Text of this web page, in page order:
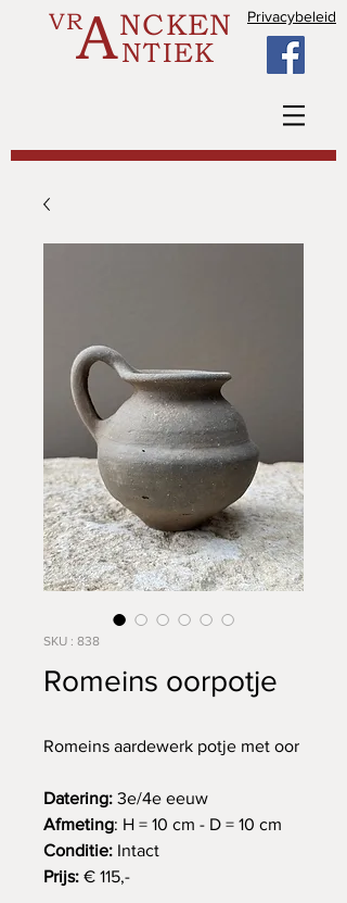
VRANTIEK
Privacybeleid
NCKEN
SKU : 838
Romeins oorpotje
Romeins aardewerk potje met oor
Datering: 3e/4e eeuw
Afmeting: H = 10 cm - D = 10 cm
Conditie: Intact
Prijs: € 115,-